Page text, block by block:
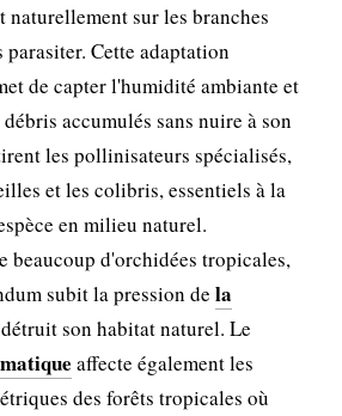
naturellement sur les branches
parasiter. Cette adaptation
de capter l'humidité ambiante et
accumulés sans nuire à son
les pollinisateurs spécialisés,
et les colibris, essentiels à la
en milieu naturel.
beaucoup d'orchidées tropicales,
subit la pression de la
son habitat naturel. Le
affecte également les
des forêts tropicales où